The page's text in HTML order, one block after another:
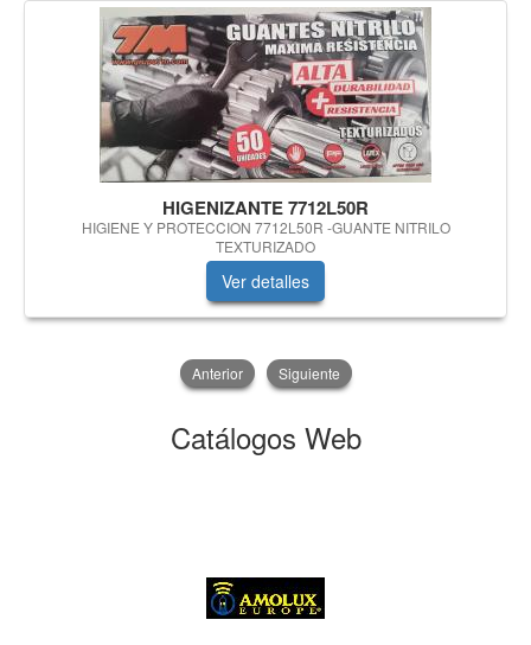
HIGENIZANTE 7712L50R
HIGIENE Y PROTECCION 7712L50R -GUANTE NITRILO
TEXTURIZADO
Ver detalles
Anterior Siguiente
Catálogos Web